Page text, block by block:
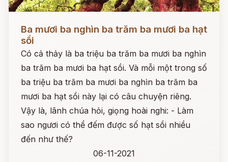
Ba mươi ba nghìn ba trăm ba mươi ba hạt
sồi
Có cả thảy là ba triệu ba trăm ba mươi ba nghìn
ba trăm ba mươi ba hạt sồi. Và mỗi một trong số
ba triệu ba trăm ba mươi ba nghìn ba trăm ba
mươi ba hạt sồi này lại có câu chuyện riêng.
Vậy là, lãnh chúa hỏi, giọng hoài nghi: - Làm
sao ngươi có thể đếm được số hạt sồi nhiều
đến như thế?
06-11-2021